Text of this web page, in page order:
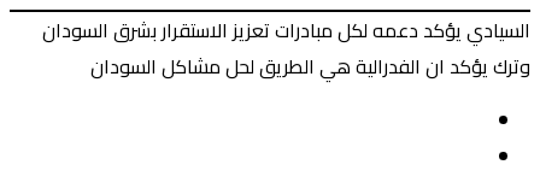
السيادي يؤكد دعمه لكل مبادرات تعزيز الاستقرار بشرق السودان
وترك يؤكد ان الفدرالية هي الطريق لحل مشاكل السودان